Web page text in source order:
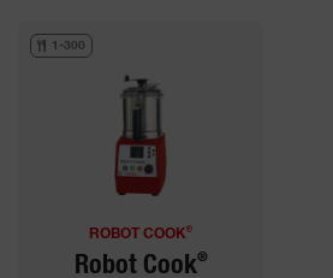
1-300
ROBOT COOK ®
Robot Cook®